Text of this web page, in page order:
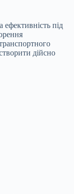
під
дійсно